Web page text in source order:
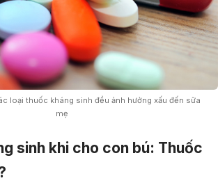
loại thuốc kháng sinh đều ảnh hưởng xấu đến sữa
mẹ
sinh khi cho con bú: Thuốc